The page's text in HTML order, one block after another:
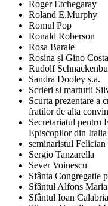
Roger Etchegaray
Roland E.Murphy
Romul Pop
Ronald Roberson
Rosa Barale
Rosina și Gino Costa
Rudolf
Sandra Dooley ș.a.
Scrieri si marturii
Scurta prezentare a
fratilor de alta
Secretariatul pentru
Episcopilor din Italia
seminaristul Felician
Sergio Tanzarella
Sever Voinescu
Sfânta Congregatie
Sfântul Alfons
Sfântul Ioan Calabria